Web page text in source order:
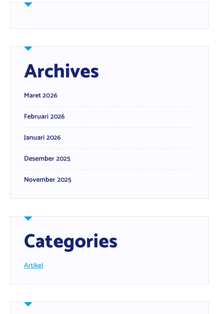
Archives
Maret 2026
Februari 2026
Januari 2026
Desember 2025
November 2025
Categories
Artikel